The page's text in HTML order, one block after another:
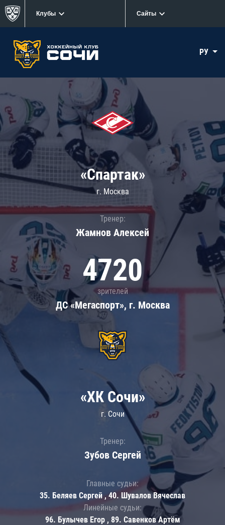
Клубы Сайты
РУ
«Спартак»
г. Москва
Тренер:
Жамнов Алексей
4720
зрителей
ДС «Мегаспорт», г. Москва
«ХК Сочи»
г. Сочи
Тренер:
Зубов Сергей
Главные судьи:
35. Беляев Сергей , 40. Шувалов Вячеслав
Линейные судьи:
96. Булычев Егор , 89. Савенков Артём